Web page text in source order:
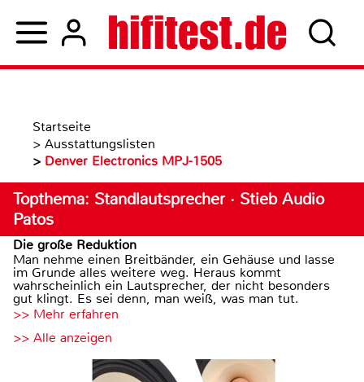
Startseite
> Ausstattungslisten
> Denver Electronics MPJ-1505
Topthema: Standlautsprecher · Stieb Audio
Patos
Die große Reduktion
Man nehme einen Breitbänder, ein Gehäuse und lasse
im Grunde alles weitere weg. Heraus kommt
wahrscheinlich ein Lautsprecher, der nicht besonders
gut klingt. Es sei denn, man weiß, was man tut.
>> Mehr erfahren
>> Alle anzeigen